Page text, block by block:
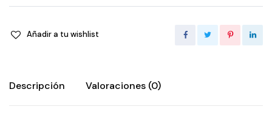
Añadir a tu wishlist
Descripción Valoraciones (0)